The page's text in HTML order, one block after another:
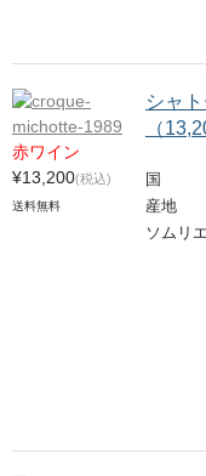
赤ワイン
¥13,200(税込)
送料無料
シャ
（
国
産地
ソムリ